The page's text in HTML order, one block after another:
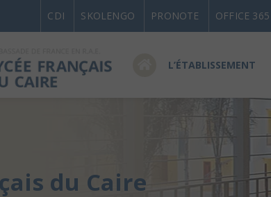
CDI SKOLENGO PRONOTE OFFICE 365
L’ÉTABLISSEMENT
du Caire